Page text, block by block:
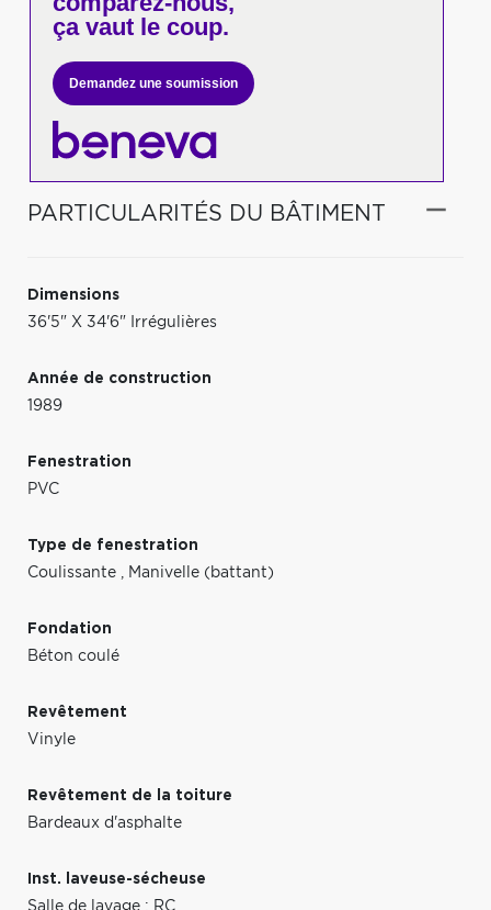
ça vaut le coup.
Demandez une soumission
PARTICULARITÉS DU BÂTIMENT
Dimensions
36'5" X 34'6" Irrégulières
Année de construction
1989
Fenestration
PVC
Type de fenestration
Coulissante , Manivelle (battant)
Fondation
Béton coulé
Revêtement
Vinyle
Revêtement de la toiture
Bardeaux d'asphalte
Inst. laveuse-sécheuse
Salle de lavage : RC